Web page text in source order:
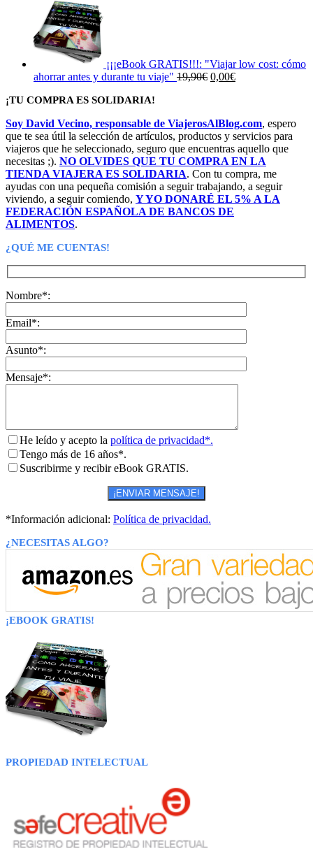
¡¡¡eBook GRATIS!!!: "Viajar low cost: cómo
ahorrar antes y durante tu viaje" 19,90€ El
19,90€.
0,00€El
0,00€.
¡TU COMPRA ES SOLIDARIA!
Soy David Vecino, responsable de ViajerosAlBlog.com, espero
que te sea útil la selección de artículos, productos y servicios para
viajeros que he seleccionado, seguro que encuentras aquello que
necesitas ;). NO OLVIDES QUE TU COMPRA EN LA
TIENDA VIAJERA ES SOLIDARIA. Con tu compra, me
ayudas con una pequeña comisión a seguir trabajando, a seguir
viviendo, a seguir comiendo, Y YO DONARÉ EL 5% A LA
FEDERACIÓN ESPAÑOLA DE BANCOS DE
ALIMENTOS.
¿QUÉ ME CUENTAS!
Nombre*:
Email*:
Asunto*:
Mensaje*:
He leído y acepto la política de privacidad*.
Tengo más de 16 años*.
Suscribirme y recibir eBook GRATIS.
*Información adicional: Política de privacidad.
¿NECESITAS ALGO?
¡EBOOK GRATIS!
PROPIEDAD INTELECTUAL